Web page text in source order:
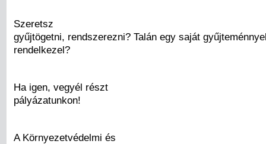
Szeretsz
gyűjtögetni, rendszerezni? Talán egy saját
rendelkezel?
Ha igen, vegyél részt
pályázatunkon!
A Környezetvédelmi és